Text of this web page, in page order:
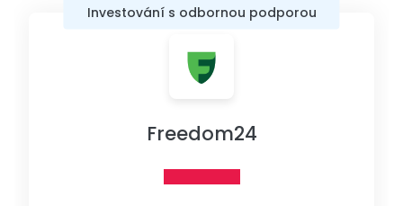
Investování s odbornou podporou
Freedom24